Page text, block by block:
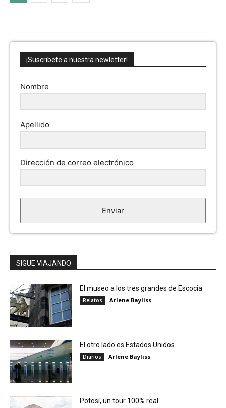
¡Suscribete a nuestra newletter!
Nombre
Apellido
Dirección de correo electrónico
Enviar
SIGUE VIAJANDO
El museo a los tres grandes de Escocia
Relatos Arlene Bayliss
El otro lado es Estados Unidos
Diarios Arlene Bayliss
Potosí, un tour 100% real